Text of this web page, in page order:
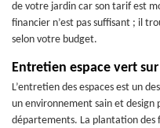
de votre jardin car son tarif est
financier n’est pas suffisant ; il
selon votre budget.
Entretien espace vert
L’entretien des espaces est un
un environnement sain et
départements. La plantation des